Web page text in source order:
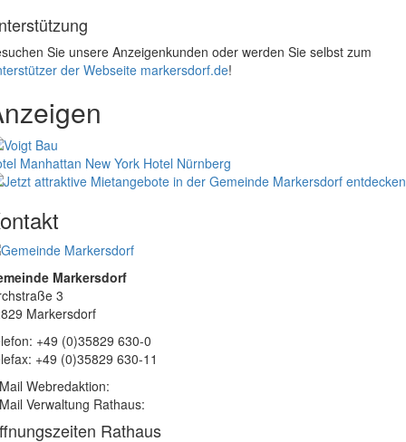
Sie unsere Anzeigenkunden oder werden Sie selbst zum
der Webseite markersdorf.de!
Manhattan New York Hotel Nürnberg
Markersdorf
3
Markersdorf
+49 (0)35829 630-0
+49 (0)35829 630-11
Webredaktion:
Verwaltung Rathaus:
Rathaus